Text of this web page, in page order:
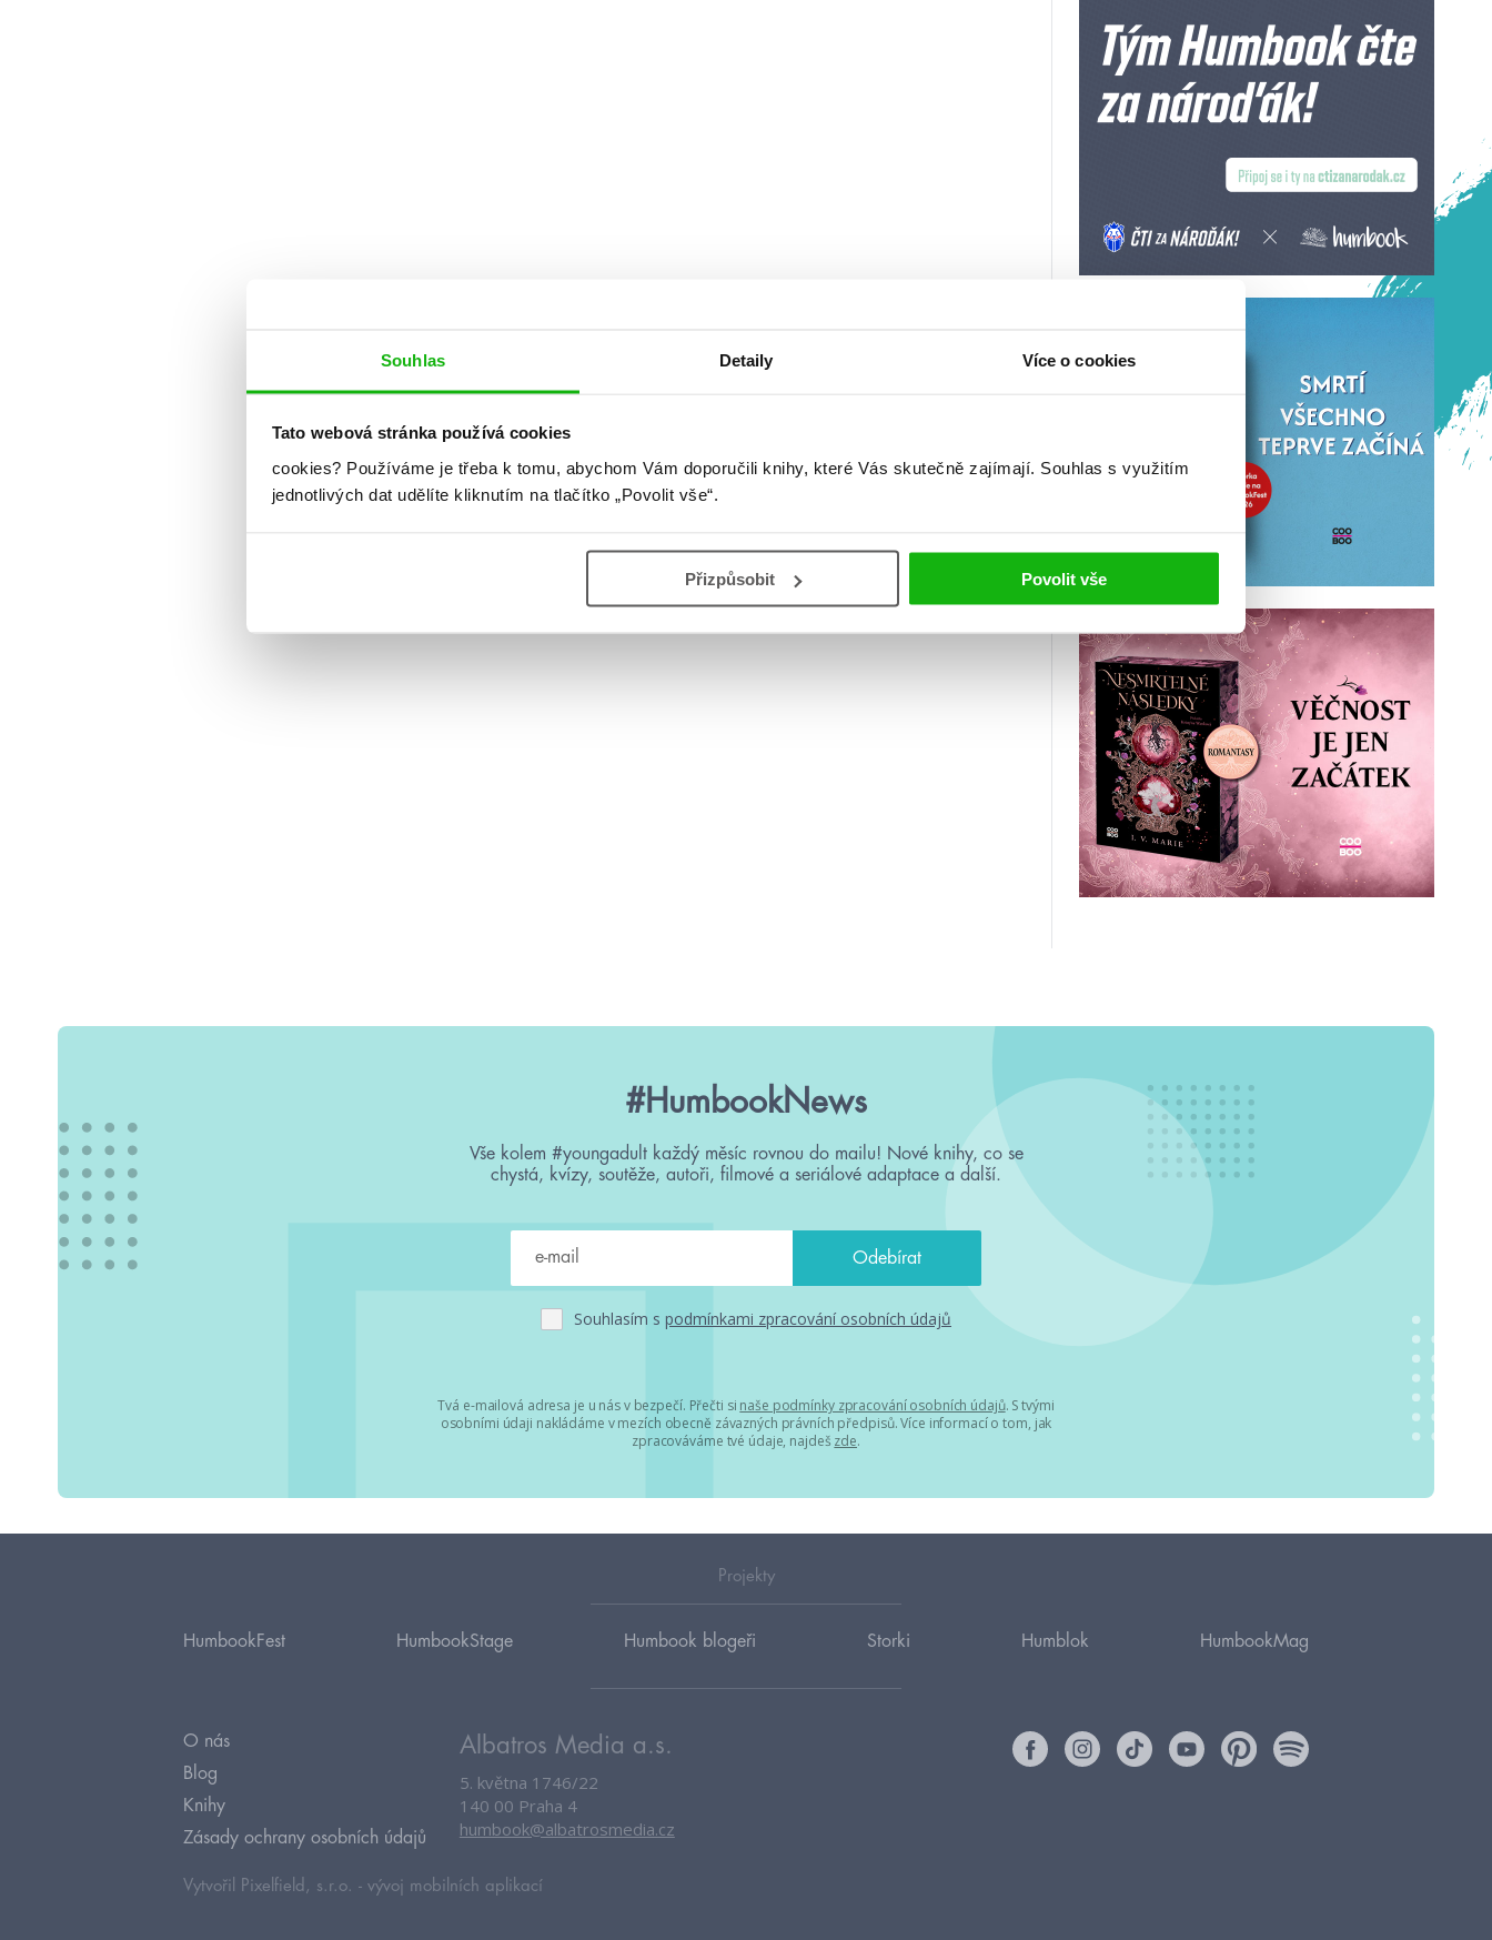
Souhlas Detaily Více o cookies
Tato webová stránka používá cookies
cookies? Používáme je třeba k tomu, abychom Vám doporučili knihy, které Vás skutečně zajímají. Souhlas s využitím
jednotlivých dat udělíte kliknutím na tlačítko „Povolit vše“.
Přizpůsobit Povolit vše
#HumbookNews
Vše kolem #youngadult každý měsíc rovnou do mailu! Nové knihy, co se
chystá, kvízy, soutěže, autoři, filmové a seriálové adaptace a další.
Souhlasím s podmínkami zpracování osobních údajů
Tvá e-mailová adresa je u nás v bezpečí. Přečti si naše podmínky zpracování osobních údajů. S tvými
osobními údaji nakládáme v mezích obecně závazných právních předpisů. Více informací o tom, jak
zpracováváme tvé údaje, najdeš zde.
Projekty
HumbookFest HumbookStage Humbook blogeři Storki Humblok HumbookMag
O nás
Blog
Knihy
Zásady ochrany osobních údajů
Albatros Media a.s.
5. května 1746/22
140 00 Praha 4
humbook@albatrosmedia.cz
Vytvořil Pixelfield, s.r.o. - vývoj mobilních aplikací